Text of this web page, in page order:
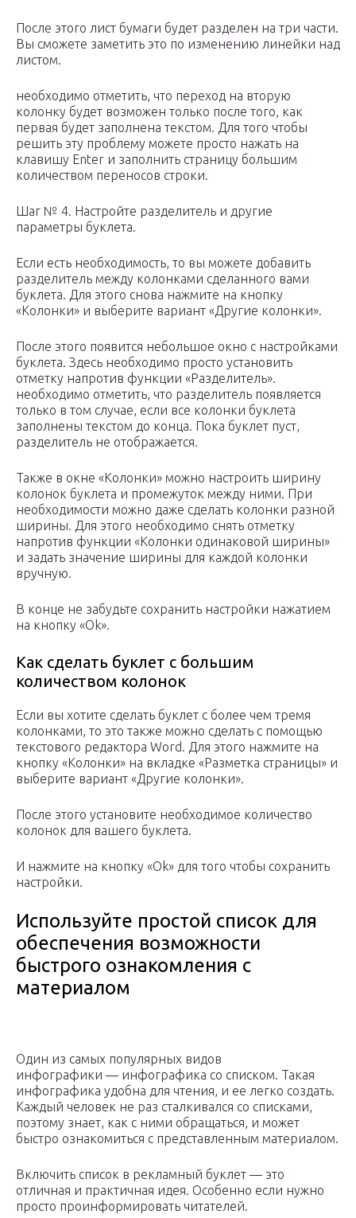
После этого лист бумаги будет разделен на три части.
Вы сможете заметить это по изменению линейки над
листом.
необходимо отметить, что переход на вторую
колонку будет возможен только после того, как
первая будет заполнена текстом. Для того чтобы
решить эту проблему можете просто нажать на
клавишу Enter и заполнить страницу большим
количеством переносов строки.
Шаг № 4. Настройте разделитель и другие
параметры буклета.
Если есть необходимость, то вы можете добавить
разделитель между колонками сделанного вами
буклета. Для этого снова нажмите на кнопку
«Колонки» и выберите вариант «Другие колонки».
После этого появится небольшое окно с настройками
буклета. Здесь необходимо просто установить
отметку напротив функции «Разделитель».
необходимо отметить, что разделитель появляется
только в том случае, если все колонки буклета
заполнены текстом до конца. Пока буклет пуст,
разделитель не отображается.
Также в окне «Колонки» можно настроить ширину
колонок буклета и промежуток между ними. При
необходимости можно даже сделать колонки разной
ширины. Для этого необходимо снять отметку
напротив функции «Колонки одинаковой ширины»
и задать значение ширины для каждой колонки
вручную.
В конце не забудьте сохранить настройки нажатием
на кнопку «Ok».
Как сделать буклет с большим
количеством колонок
Если вы хотите сделать буклет с более чем тремя
колонками, то это также можно сделать с помощью
текстового редактора Word. Для этого нажмите на
кнопку «Колонки» на вкладке «Разметка страницы» и
выберите вариант «Другие колонки».
После этого установите необходимое количество
колонок для вашего буклета.
И нажмите на кнопку «Ok» для того чтобы сохранить
настройки.
Используйте простой список для
обеспечения возможности
быстрого ознакомления с
материалом
Один из самых популярных видов
инфографики — инфографика со списком. Такая
инфографика удобна для чтения, и ее легко создать.
Каждый человек не раз сталкивался со списками,
поэтому знает, как с ними обращаться, и может
быстро ознакомиться с представленным материалом.
Включить список в рекламный буклет — это
отличная и практичная идея. Особенно если нужно
просто проинформировать читателей.